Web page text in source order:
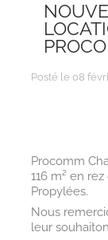
Procomm
116 m² en
Propylées.
Nous
leur
Posté le 08